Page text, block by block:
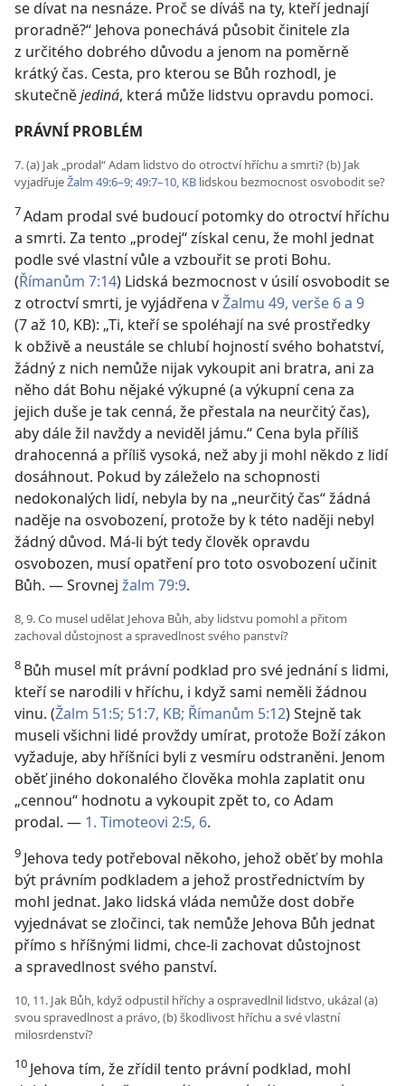
se dívat na nesnáze. Proč se díváš na ty, kteří jednají
proradně?“ Jehova ponechává působit činitele zla
z určitého dobrého důvodu a jenom na poměrně
krátký čas. Cesta, pro kterou se Bůh rozhodl, je
skutečnějediná, která může lidstvu opravdu pomoci.
PRÁVNÍ PROBLÉM
7. (a) Jak „prodal“ Adam lidstvo do otroctví hříchu a smrti? (b) Jak
vyjadřujeŽalm 49:6–9; 49:7–10, KB lidskou bezmocnost osvobodit se?
7Adam prodal své budoucí potomky do otroctví hříchu
a smrti. Za tento „prodej“ získal cenu, že mohl jednat
podle své vlastní vůle a vzbouřit se proti Bohu.
(Římanům 7:14) Lidská bezmocnost v úsilí osvobodit se
z otroctví smrti, je vyjádřena vŽalmu 49, verše 6 a 9
(7 až 10, KB): „Ti, kteří se spoléhají na své prostředky
k obživě a neustále se chlubí hojností svého bohatství,
žádný z nich nemůže nijak vykoupit ani bratra, ani za
něho dát Bohu nějaké výkupné (a výkupní cena za
jejich duše je tak cenná, že přestala na neurčitý čas),
aby dále žil navždy a neviděl jámu.“ Cena byla příliš
drahocenná a příliš vysoká, než aby ji mohl někdo z lidí
dosáhnout. Pokud by záleželo na schopnosti
nedokonalých lidí, nebyla by na „neurčitý čas“ žádná
naděje na osvobození, protože by k této naději nebyl
žádný důvod. Má-li být tedy člověk opravdu
osvobozen, musí opatření pro toto osvobození učinit
Bůh. — Srovnej žalm 79:9.
8, 9. Co musel udělat Jehova Bůh, aby lidstvu pomohl a přitom
zachoval důstojnost a spravedlnost svého panství?
8 Bůh musel mít právní podklad pro své jednání s lidmi,
kteří se narodili v hříchu, i když sami neměli žádnou
vinu. (Žalm 51:5; 51:7, KB; Římanům 5:12) Stejně tak
museli všichni lidé provždy umírat, protože Boží zákon
vyžaduje, aby hříšníci byli z vesmíru odstraněni. Jenom
oběť jiného dokonalého člověka mohla zaplatit onu
„cennou“ hodnotu a vykoupit zpět to, co Adam
prodal. — 1. Timoteovi 2:5, 6.
9 Jehova tedy potřeboval někoho, jehož oběť by mohla
být právním podkladem a jehož prostřednictvím by
mohl jednat. Jako lidská vláda nemůže dost dobře
vyjednávat se zločinci, tak nemůže Jehova Bůh jednat
přímo s hříšnými lidmi, chce-li zachovat důstojnost
a spravedlnost svého panství.
10, 11. Jak Bůh, když odpustil hříchy a ospravedlnil lidstvo, ukázal (a)
svou spravedlnost a právo, (b) škodlivost hříchu a své vlastní
milosrdenství?
10 Jehova tím, že zřídil tento právní podklad, mohl